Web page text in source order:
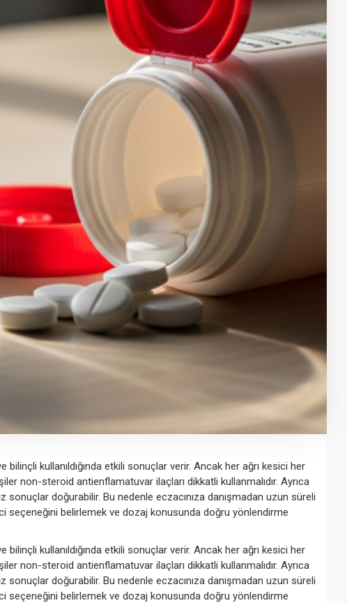
bilinçli kullanıldığında etkili sonuçlar verir. Ancak her ağrı kesici her
non-steroid antienflamatuvar ilaçları dikkatli kullanmalıdır. Ayrıca
doğurabilir. Bu nedenle eczacınıza danışmadan uzun süreli
seçeneğini belirlemek ve dozaj konusunda doğru yönlendirme
bilinçli kullanıldığında etkili sonuçlar verir. Ancak her ağrı kesici her
non-steroid antienflamatuvar ilaçları dikkatli kullanmalıdır. Ayrıca
doğurabilir. Bu nedenle eczacınıza danışmadan uzun süreli
seçeneğini belirlemek ve dozaj konusunda doğru yönlendirme